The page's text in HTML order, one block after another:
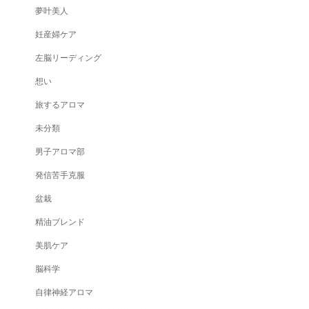
夢叶美人
妊産婦ケア
左脳リーディング
想い
旅するアロマ
未分類
男子アロマ部
発信苦手克服
盆栽
精油ブレンド
美肌ケア
脳科学
自律神経アロマ